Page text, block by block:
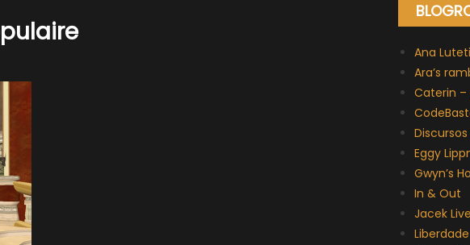
Ana
Ara’s
Caterin –
Eggy
Gwyn’s
In & Out
Jacek